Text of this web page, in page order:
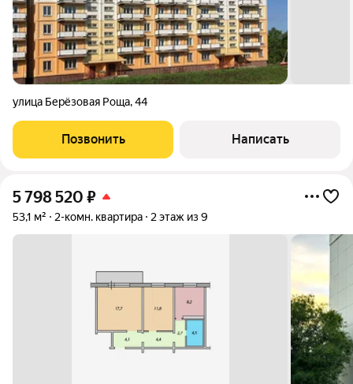
улица Берёзовая Роща,44
Позвонить Написать
5 798 520 ₽
53,1 м² 2-комн. квартира 2 этаж из 9